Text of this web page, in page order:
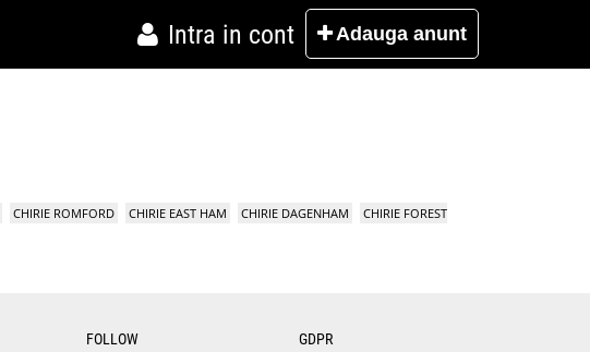
Intra in cont Adauga anunt
CHIRIE ROMFORD CHIRIE EAST HAM CHIRIE DAGENHAM
CHIRIE FOREST
FOLLOW GDPR